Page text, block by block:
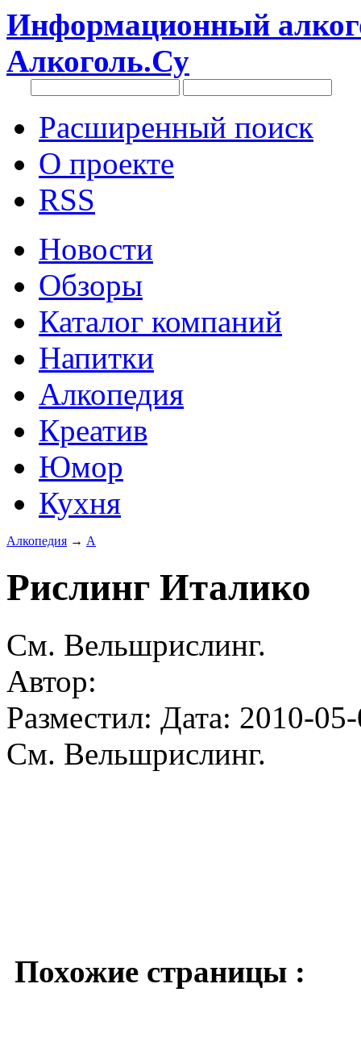
Информационный
Алкоголь.Су
Расширенный поиск
О проекте
RSS
Новости
Обзоры
Каталог компаний
Напитки
Алкопедия
Креатив
Юмор
Кухня
Алкопедия → А
Рислинг Италико
См. Вельшрислинг.
Автор:
Разместил: Дата: 2010-
См. Вельшрислинг.
Похожие страницы :